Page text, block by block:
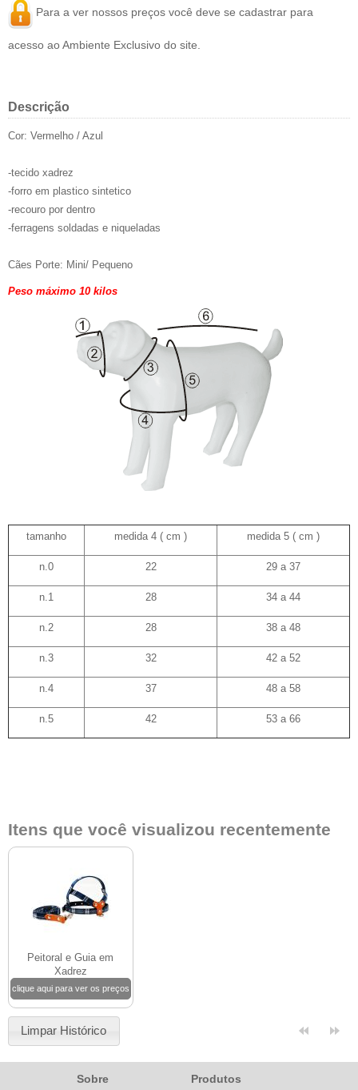
Para a ver nossos preços você deve se cadastrar para
acesso ao Ambiente Exclusivo do site.
Descrição
Cor: Vermelho / Azul
-tecido xadrez
-forro em plastico sintetico
-recouro por dentro
-ferragens soldadas e niqueladas
Cães Porte: Mini/ Pequeno
Peso máximo 10 kilos
tamanho medida 4 ( cm ) medida 5 ( cm )
n.0 22 29 a 37
n.1 28 34 a 44
n.2 28 38 a 48
n.3 32 42 a 52
n.4 37 48 a 58
n.5 42 53 a 66
Itens que você visualizou recentemente
Peitoral e Guia em
Xadrez
clique aqui para ver os preços
Limpar Histórico
Sobre Produtos